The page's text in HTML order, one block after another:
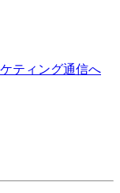
ティング通信へ